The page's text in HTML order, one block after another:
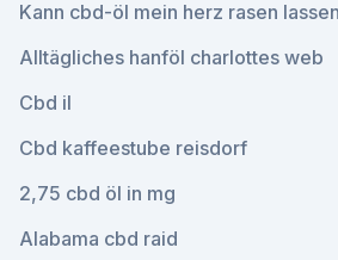
Kann cbd-öl mein herz rasen lassen_
Alltägliches hanföl charlottes web
Cbd il
Cbd kaffeestube reisdorf
2,75 cbd öl in mg
Alabama cbd raid